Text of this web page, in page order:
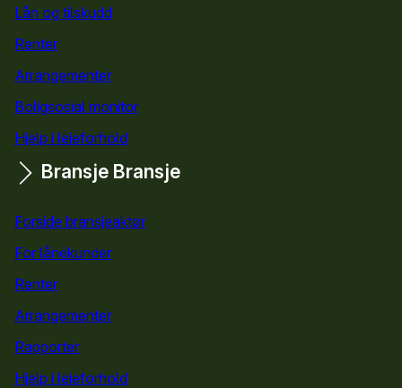
Lån og tilskudd
Renter
Arrangementer
Boligsosial monitor
Hjelp i leieforhold
Bransje Bransje
Forside bransjeaktør
For lånekunder
Renter
Arrangementer
Rapporter
Hjelp i leieforhold